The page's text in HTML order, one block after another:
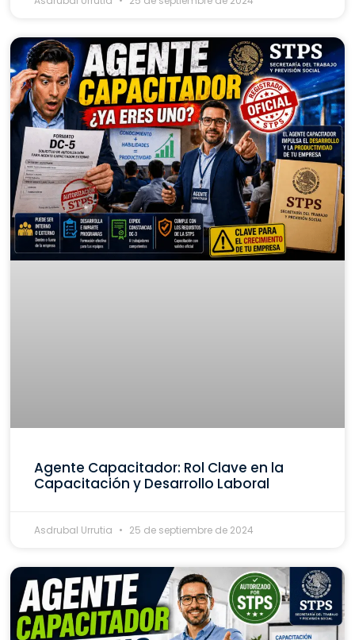
Agente Capacitador: Rol Clave en la
Capacitación y Desarrollo Laboral
Asdrubal Urrutia 25 de septiembre de 2024